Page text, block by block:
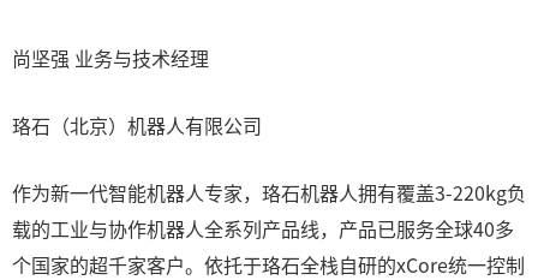
尚坚强 业务与技术经理
珞石（北京）机器人有限公司
作为新一代智能机器人专家，珞石机器人拥有覆盖3-220kg负
载的工业与协作机器人全系列产品线，产品已服务全球40多
个国家的超千家客户。依托于珞石全栈自研的xCore统一控制